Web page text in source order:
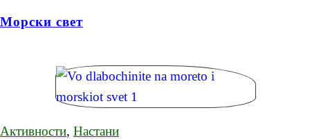
Морски свет
Активности, Настани